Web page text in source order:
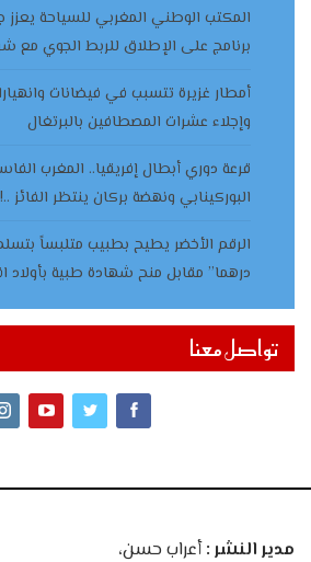
المكتب الوطني المغربي للسياحة يعزز
برنامج على الإطلاق للربط الجوي مع
أمطار غزيرة تتسبب في فيضانات
وإجلاء عشرات المصطافين بالبرتغال
قرعة دوري أبطال إفريقيا.. المغرب
البوركينابي ونهضة بركان ينتظر الفائز ..!
درهما” مقابل منح شهادة طبية بأولاد
تواصل معنا
مدير النشر :أعراب حسن،